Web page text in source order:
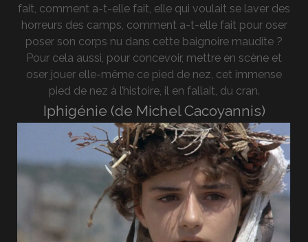
fait, comment a-t-elle fait, elle qui voulait se laver des
horreurs des camps, comment a-t-elle fait pour oser
poser son corps nu dans cette baignoire maudite ?
Pour cela aussi, pour concevoir, mettre en scène et
oser jouer elle-même ce pied de nez, cet immense
pied de nez à l’histoire, il en fallait, du cran.
Iphigénie (de Michel Cacoyannis)